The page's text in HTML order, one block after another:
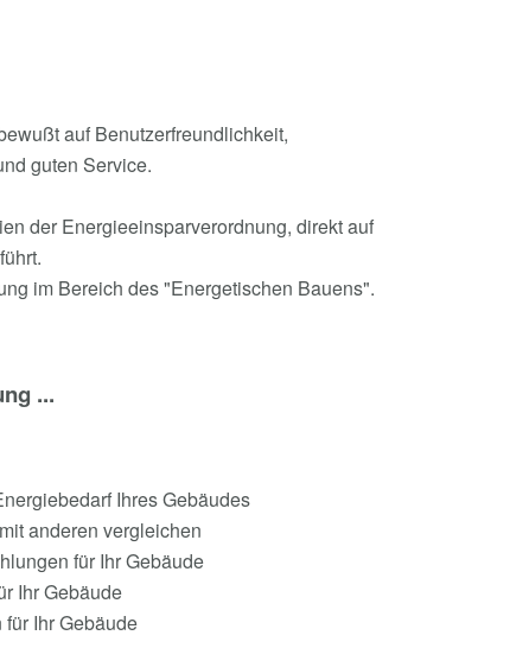
auf Benutzerfreundlichkeit,
guten Service.
der Energieeinsparverordnung, direkt auf
im Bereich des "Energetischen Bauens".
...
Ihres Gebäudes
anderen vergleichen
für Ihr Gebäude
Ihr Gebäude
Ihr Gebäude